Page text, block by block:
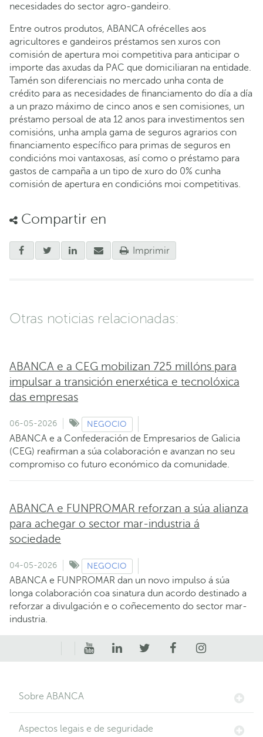
necesidades do sector agro-gandeiro.
Entre outros produtos, ABANCA ofrécelles aos
agricultores e gandeiros préstamos sen xuros con
comisión de apertura moi competitiva para anticipar o
importe das axudas da PAC que domiciliaran na entidade.
Tamén son diferenciais no mercado unha conta de
crédito para as necesidades de financiamento do día a día
a un prazo máximo de cinco anos e sen comisiones, un
préstamo persoal de ata 12 anos para investimentos sen
comisións, unha ampla gama de seguros agrarios con
financiamento específico para primas de seguros en
condicións moi vantaxosas, así como o préstamo para
gastos de campaña a un tipo de xuro do 0% cunha
comisión de apertura en condicións moi competitivas.
Compartir en
Imprimir
Otras noticias relacionadas:
ABANCA e a CEG mobilizan 725 millóns para
impulsar a transición enerxética e tecnolóxica
das empresas
06-05-2026 NEGOCIO
ABANCA e a Confederación de Empresarios de Galicia
(CEG) reafirman a súa colaboración e avanzan no seu
compromiso co futuro económico da comunidade.
ABANCA e FUNPROMAR reforzan a súa alianza
para achegar o sector mar-industria á
sociedade
04-05-2026 NEGOCIO
ABANCA e FUNPROMAR dan un novo impulso á súa
longa colaboración coa sinatura dun acordo destinado a
reforzar a divulgación e o coñecemento do sector mar-
industria.
Sobre ABANCA
Aspectos legais e de seguridade